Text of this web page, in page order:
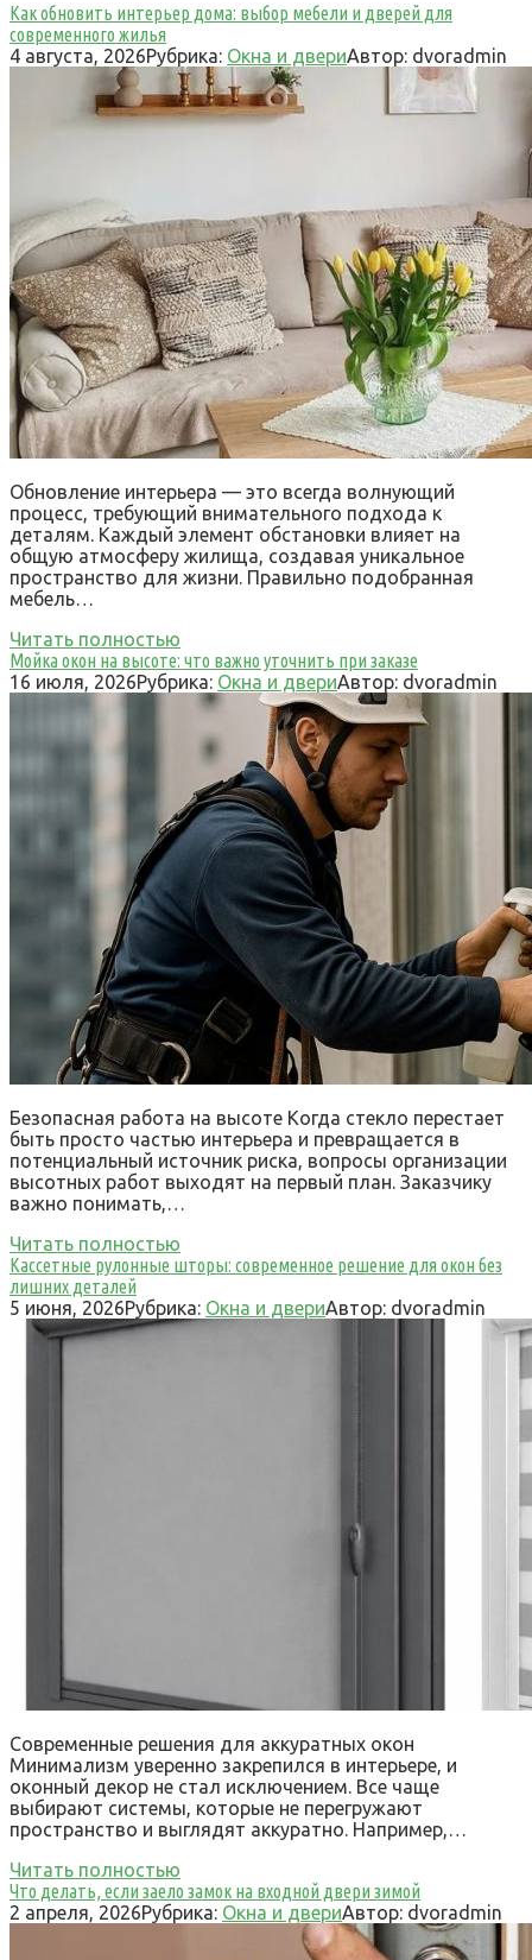
Как обновить интерьер дома: выбор мебели и дверей для
современного жилья
4 августа, 2026Рубрика: Окна и двериАвтор: dvoradmin
Обновление интерьера — это всегда волнующий
процесс, требующий внимательного подхода к
деталям. Каждый элемент обстановки влияет на
общую атмосферу жилища, создавая уникальное
пространство для жизни. Правильно подобранная
мебель…
Читать полностью
Мойка окон на высоте: что важно уточнить при заказе
16 июля, 2026Рубрика: Окна и двериАвтор: dvoradmin
Безопасная работа на высоте Когда стекло перестает
быть просто частью интерьера и превращается в
потенциальный источник риска, вопросы организации
высотных работ выходят на первый план. Заказчику
важно понимать,…
Читать полностью
Кассетные рулонные шторы: современное решение для окон без
лишних деталей
5 июня, 2026Рубрика: Окна и двериАвтор: dvoradmin
Современные решения для аккуратных окон
Минимализм уверенно закрепился в интерьере, и
оконный декор не стал исключением. Все чаще
выбирают системы, которые не перегружают
пространство и выглядят аккуратно. Например,…
Читать полностью
Что делать, если заело замок на входной двери зимой
2 апреля, 2026Рубрика: Окна и двериАвтор: dvoradmin